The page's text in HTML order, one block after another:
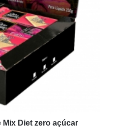
Diet zero açúcar